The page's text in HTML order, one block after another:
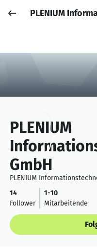
PLENIUM
GmbH
PLENIUM
14
Follower
1-10
Mitarbeitende